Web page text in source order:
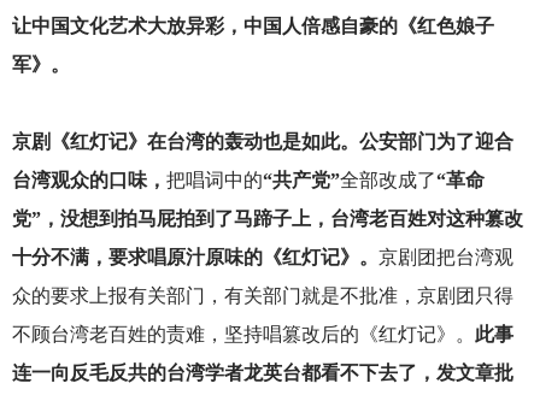
让中国文化艺术大放异彩，中国人倍感自豪的《红色娘子
军》。
京剧《红灯记》在台湾的轰动也是如此。公安部门为了迎合
台湾观众的口味， 把唱词中的“共产党”全部改成了“革命
党”，没想到拍马屁拍到了马蹄子上，台湾老百姓对这种篡改
十分不满，要求唱原汁原味的《红灯记》。 京剧团把台湾观
众的要求上报有关部门，有关部门就是不批准，京剧团只得
不顾台湾老百姓的责难，坚持唱篡改后的《红灯记》。 此事
连一向反毛反共的台湾学者龙英台都看不下去了，发文章批